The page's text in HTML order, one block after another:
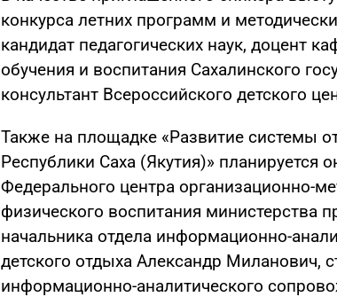
конкурса летних программ и
кандидат педагогических наук, доцент
обучения и воспитания Сахалинского
консультант Всероссийского детского
Также на площадке «Развитие системы
Республики Саха (Якутия)» планируется
Федерального центра организационно-
физического воспитания министерства
начальника отдела информационно-
детского отдыха Александр Миланович,
информационно-аналитического